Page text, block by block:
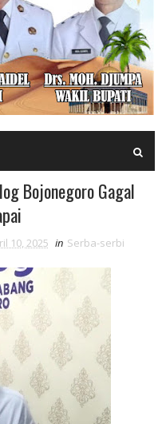
Bojonegoro Gagal
10, 2025 in Serba-serbi